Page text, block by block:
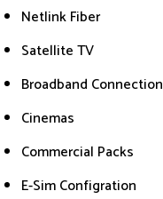
Netlink Fiber
Satellite TV
Broadband Connection
Cinemas
Commercial Packs
E-Sim Configration